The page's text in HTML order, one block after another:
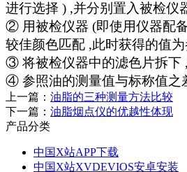
进行选择 ) ,并分别置入被检仪
② 用被检仪器 (即使用仪器配
较佳颜色匹配 ,此时获得的值
③ 将被检仪器中的滤色片拆下 ,
④ 参照油的测量值与标称值之差
上一篇： 油脂的三种测量方法比较
下一篇： 油脂烟点仪的优越性体现
产品分类
中国X站APP下载
中国X站XVDEVIOS安卓安装